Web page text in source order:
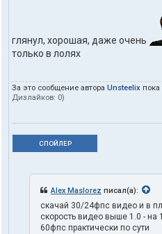
глянул, хорошая, даже очень
только в лолях
За это сообщение автора Unsteelix
Дизлайков: 0)
СПОЙЛЕР
Alex Maslorez писал(а):
скачай 30/24фпс видео и в
скорость видео выше 1.0 - на
60фпс практически по сути